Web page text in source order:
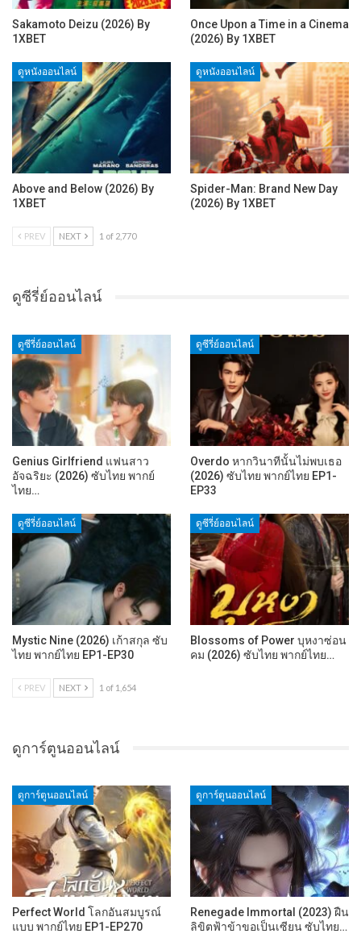
Sakamoto Deizu (2026) By
1XBET
Once Upon a Time in a Cinema
(2026) By 1XBET
ดูหนังออนไลน์
Above and Below (2026) By
1XBET
ดูหนังออนไลน์
Spider-Man: Brand New Day
(2026) By 1XBET
PREV NEXT 1 of 2,770
ดูซีรี่ย์ออนไลน์
ดูซีรี่ย์ออนไลน์
Genius Girlfriend แฟนสาว
อัจฉริยะ (2026) ซับไทย พากย์
ไทย…
ดูซีรี่ย์ออนไลน์
Overdo หากวินาทีนั้นไม่พบเธอ
(2026) ซับไทย พากย์ไทย EP1-
EP33
ดูซีรี่ย์ออนไลน์
Mystic Nine (2026) เก้าสกุล ซับ
ไทย พากย์ไทย EP1-EP30
ดูซีรี่ย์ออนไลน์
Blossoms of Power บุหงาซ่อน
คม (2026) ซับไทย พากย์ไทย…
PREV NEXT 1 of 1,654
ดูการ์ตูนออนไลน์
ดูการ์ตูนออนไลน์
Perfect World โลกอันสมบูรณ์
แบบ พากย์ไทย EP1-EP270
ดูการ์ตูนออนไลน์
Renegade Immortal (2023) ฝืน
ลิขิตฟ้าข้าขอเป็นเซียน ซับไทย…